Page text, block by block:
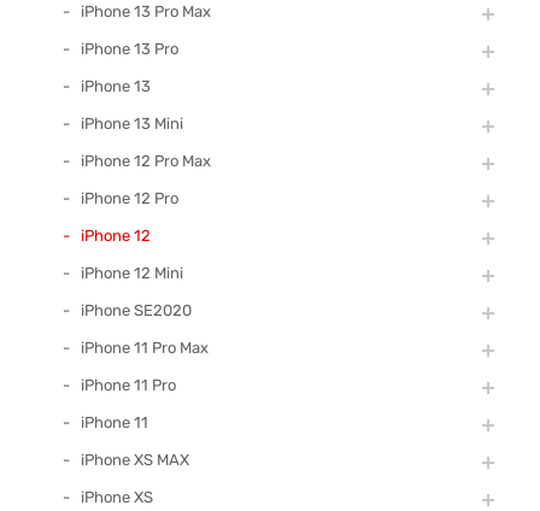
iPhone 13 Pro Max
iPhone 13 Pro
iPhone 13
iPhone 13 Mini
iPhone 12 Pro Max
iPhone 12 Pro
iPhone 12
iPhone 12 Mini
iPhone SE2020
iPhone 11 Pro Max
iPhone 11 Pro
iPhone 11
iPhone XS MAX
iPhone XS